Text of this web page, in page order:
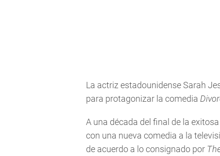
La actriz estadounidense Sarah
para protagonizar la comedia
A una década del final de la
con una nueva comedia a la
de acuerdo a lo consignado por